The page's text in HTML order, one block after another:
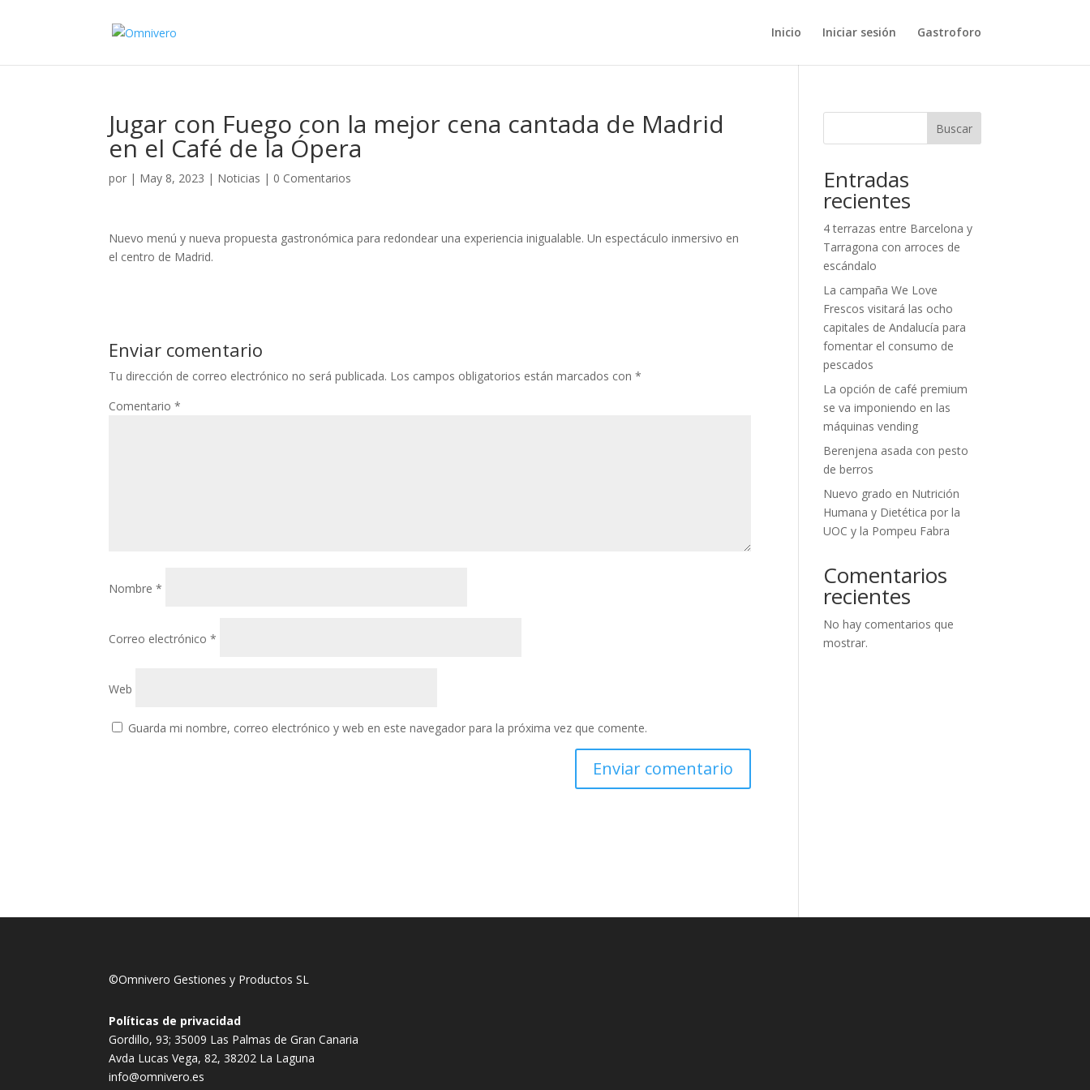
Inicio Iniciar sesión Gastroforo
Jugar con Fuego con la mejor cena cantada de Madrid
en el Café de la Ópera
por | May 8, 2023 | Noticias | 0 Comentarios
Nuevo menú y nueva propuesta gastronómica para redondear una experiencia inigualable. Un espectáculo inmersivo en
el centro de Madrid.
Enviar comentario
Tu dirección de correo electrónico no será publicada. Los campos obligatorios están marcados con*
Comentario*
Nombre*
Correo electrónico*
Web
Guarda mi nombre, correo electrónico y web en este navegador para la próxima vez que comente.
Buscar
Entradas
recientes
4 terrazas entre Barcelona y
Tarragona con arroces de
escándalo
La campaña We Love
Frescos visitará las ocho
capitales de Andalucía para
fomentar el consumo de
pescados
La opción de café premium
se va imponiendo en las
máquinas vending
Berenjena asada con pesto
de berros
Nuevo grado en Nutrición
Humana y Dietética por la
UOC y la Pompeu Fabra
Comentarios
recientes
No hay comentarios que
mostrar.
©Omnivero Gestiones y Productos SL
Políticas de privacidad
Gordillo, 93; 35009 Las Palmas de Gran Canaria
Avda Lucas Vega, 82, 38202 La Laguna
info@omnivero.es